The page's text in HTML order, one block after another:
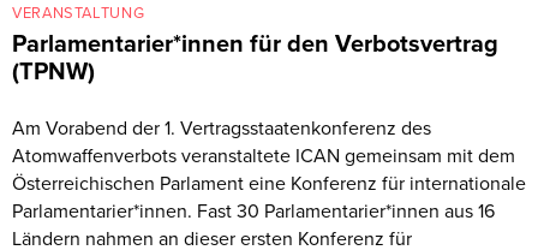
VERANSTALTUNG
Parlamentarier*innen für den Verbotsvertrag
(TPNW)
Am Vorabend der 1. Vertragsstaatenkonferenz des
Atomwaffenverbots veranstaltete ICAN gemeinsam mit dem
Österreichischen Parlament eine Konferenz für internationale
Parlamentarier*innen. Fast 30 Parlamentarier*innen aus 16
Ländern nahmen an dieser ersten Konferenz für